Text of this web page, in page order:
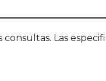
Las